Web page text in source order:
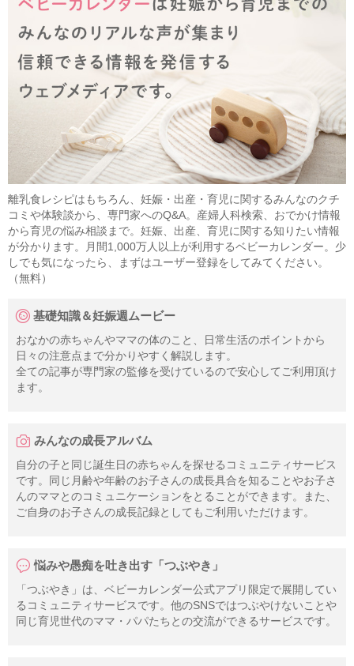
離乳食レシピはもちろん、妊娠・出産・育児に関するみんなのクチ
コミや体験談から、専門家へのQ&A。産婦人科検索、おでかけ情報
から育児の悩み相談まで。妊娠、出産、育児に関する知りたい情報
が分かります。月間1,000万人以上が利用するベビーカレンダー。少
しでも気になったら、まずはユーザー登録をしてみてください。
（無料）
基礎知識＆妊娠週ムービー
おなかの赤ちゃんやママの体のこと、日常生活のポイントから
日々の注意点まで分かりやすく解説します。
全ての記事が専門家の監修を受けているので安心してご利用頂け
ます。
みんなの成長アルバム
自分の子と同じ誕生日の赤ちゃんを探せるコミュニティサービス
です。同じ月齢や年齢のお子さんの成長具合を知ることやお子さ
んのママとのコミュニケーションをとることができます。また、
ご自身のお子さんの成長記録としてもご利用いただけます。
悩みや愚痴を吐き出す「つぶやき」
「つぶやき」は、ベビーカレンダー公式アプリ限定で展開してい
るコミュニティサービスです。他のSNSではつぶやけないことや
同じ育児世代のママ・パパたちとの交流ができるサービスです。